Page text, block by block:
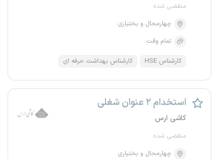
منقضی شده
چهارمحال و بختیاری
تمام وقت
کارشناس HSE کارشناس بهداشت حرفه ای
استخدام ۲ عنوان شغلی
کاشی ارس
منقضی شده
چهارمحال و بختیاری